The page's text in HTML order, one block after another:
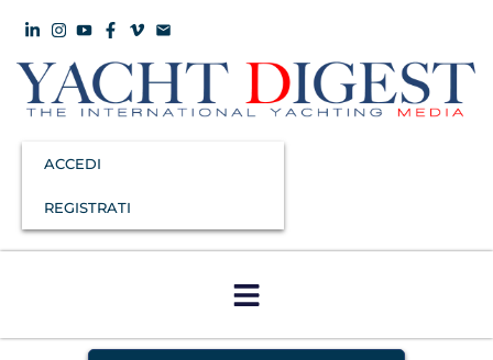
ACCEDI
REGISTRATI